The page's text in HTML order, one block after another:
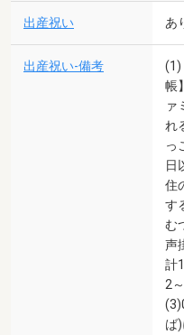
出産祝い あ
出産祝い-備考
(1)
帳
ァ
れ
っ
日
住
す
む
声
計
2
ば